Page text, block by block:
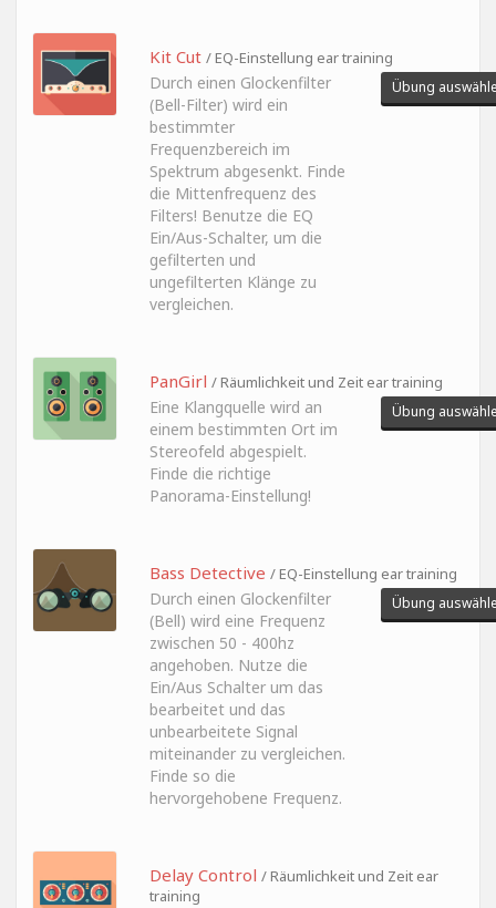
Kit Cut / EQ-Einstellung ear training
Durch einen Glockenfilter
(Bell-Filter) wird ein
bestimmter
Frequenzbereich im
Spektrum abgesenkt. Finde
die Mittenfrequenz des
Filters! Benutze die EQ
Ein/Aus-Schalter, um die
gefilterten und
ungefilterten Klänge zu
vergleichen.
Übung
PanGirl / Räumlichkeit und Zeit ear training
Eine Klangquelle wird an
einem bestimmten Ort im
Stereofeld abgespielt.
Finde die richtige
Panorama-Einstellung!
Übung
Bass Detective / EQ-Einstellung ear training
Durch einen Glockenfilter
(Bell) wird eine Frequenz
zwischen 50 - 400hz
angehoben. Nutze die
Ein/Aus Schalter um das
bearbeitet und das
unbearbeitete Signal
miteinander zu vergleichen.
Finde so die
hervorgehobene Frequenz.
Übung
Delay Control / Räumlichkeit und Zeit ear
training